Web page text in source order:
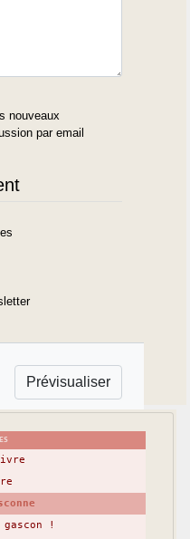
nouveaux
par email
gascon !